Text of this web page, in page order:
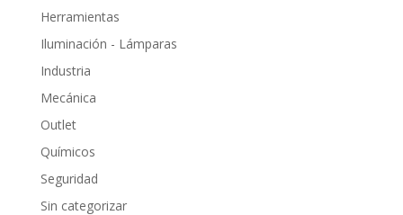
Herramientas
Iluminación - Lámparas
Industria
Mecánica
Outlet
Químicos
Seguridad
Sin categorizar